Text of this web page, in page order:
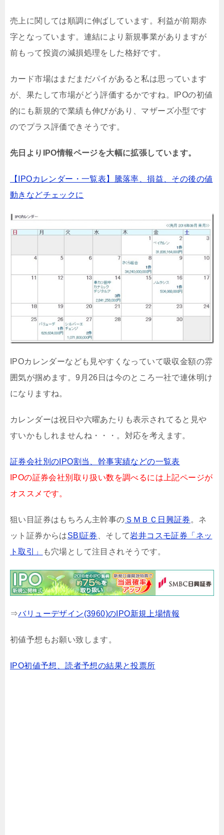
売上に関しては順調に伸ばしています。利益が前期赤
字となっています。連結により新規事業がありますが
前もって投資の減損処理をした格好です。
カード市場はまだまだパイがあると私は思っています
が、果たして市場がどう評価するかですね。IPOの初値
的にも新規的で業績も伸びがあり、マザーズ小型です
のでプラス評価できそうです。
先日よりIPO情報ページを大幅に拡張しています。
【IPOカレンダー・一覧表】騰落率、損益、その後の値
動きなどチェックに
IPOカレンダーなども見やすくなっていて吸収金額の雰
囲気が掴めます。9月26日は今のところ一社で連休明け
になりますね。
カレンダーは祝日や六曜あたりも表示されてると見や
すいかもしれませんね・・・。対応を考えます。
証券会社別のIPO割当、幹事実績などの一覧表
IPOの証券会社別取り扱い数を調べるには上記ページが
オススメです。
狙い目証券はもちろん主幹事の ＳＭＢＣ日興証券 。ネ
ット証券からはSBI証券 、そして岩井コスモ証券「ネッ
ト取引」
も穴場として注目されそうです。
⇒バリューデザイン(3960)のIPO新規上場情報
初値予想もお願い致します。
IPO初値予想、読者予想の結果と投票所